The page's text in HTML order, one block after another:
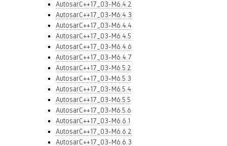
AutosarC++17_03-M6.4.2
AutosarC++17_03-M6.4.3
AutosarC++17_03-M6.4.4
AutosarC++17_03-M6.4.5
AutosarC++17_03-M6.4.6
AutosarC++17_03-M6.4.7
AutosarC++17_03-M6.5.2
AutosarC++17_03-M6.5.3
AutosarC++17_03-M6.5.4
AutosarC++17_03-M6.5.5
AutosarC++17_03-M6.5.6
AutosarC++17_03-M6.6.1
AutosarC++17_03-M6.6.2
AutosarC++17_03-M6.6.3